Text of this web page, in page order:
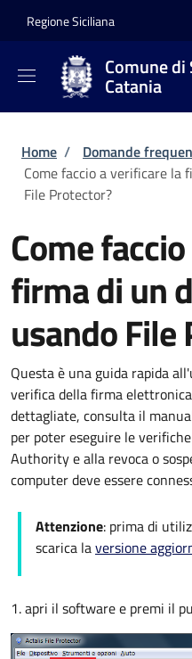
Regione Siciliana
Comune di
Catania
Briciole di
Home / Domande
Come faccio a verificare la
File Protector?
Come
firma di un
usando
Questa è una guida rapida
verifica della firma
dettagliate, consulta il
per poter eseguire le
Authority e alla revoca o
computer deve essere
Attenzione: prima di
scarica laversione
1. apri il software e premi il